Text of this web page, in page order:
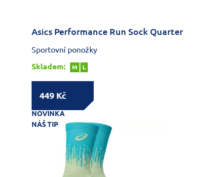
Asics Performance Run Sock Quarter
Sportovní ponožky
Skladem:
M L
449 Kč
NOVINKA
NÁŠ TIP